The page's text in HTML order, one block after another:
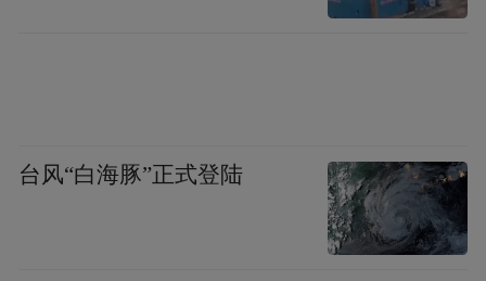
向其颁发了象征国家荣誉的“文学与艺术骑士
台风“白海豚”正式登陆